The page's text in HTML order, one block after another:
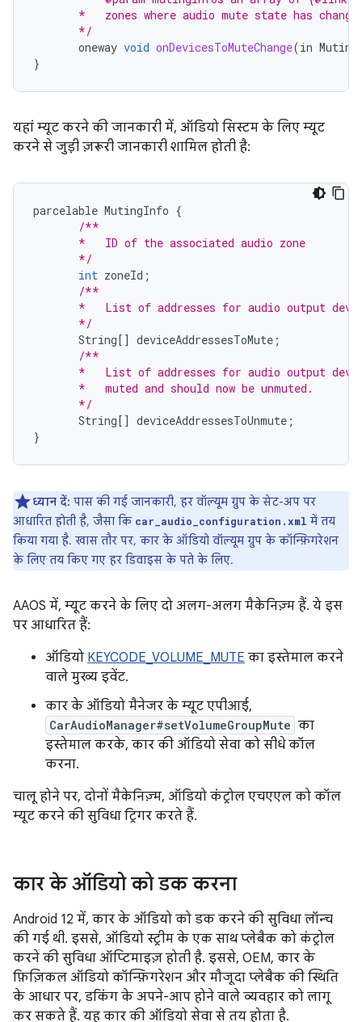
*   zones where audio mute state has
       */
oneway void onDevicesToMuteChange(in
}
यहां म्यूट करने की जानकारी में, ऑडियो सिस्टम के लिए म्यूट
करने से जुड़ी ज़रूरी जानकारी शामिल होती है:
parcelable MutingInfo {
/**
       *   ID of the associated audio zone
       */
int zoneId ;
/**
*   List of addresses for audio output
       */
String [] deviceAddressesToMute ;
/**
*   List of addresses for audio output
       *   muted and should now be unmuted.
       */
String [] deviceAddressesToUnmute ;
}
ध्यान दें: पास की गई जानकारी, हर वॉल्यूम ग्रुप के सेट-अप पर
आधारित होती है, जैसा कि car_audio_configuration.xml में तय
किया गया है. खास तौर पर, कार के ऑडियो वॉल्यूम ग्रुप के कॉन्फ़िगरेशन
के लिए तय किए गए हर डिवाइस के पते के लिए.
AAOS में, म्यूट करने के लिए दो अलग-अलग मैकेनिज़्म हैं. ये इस
पर आधारित हैं:
ऑडियो KEYCODE_VOLUME_MUTE का इस्तेमाल करने
वाले मुख्य इवेंट.
कार के ऑडियो मैनेजर के म्यूट एपीआई,
CarAudioManager#setVolumeGroupMute का
इस्तेमाल करके, कार की ऑडियो सेवा को सीधे कॉल
करना.
चालू होने पर, दोनों मैकेनिज़्म, ऑडियो कंट्रोल एचएएल को कॉल
म्यूट करने की सुविधा ट्रिगर करते हैं.
कार के ऑडियो को डक करना
Android 12 में, कार के ऑडियो को डक करने की सुविधा लॉन्च
की गई थी. इससे, ऑडियो स्ट्रीम के एक साथ प्लेबैक को कंट्रोल
करने की सुविधा ऑप्टिमाइज़ होती है. इससे, OEM, कार के
फ़िज़िकल ऑडियो कॉन्फ़िगरेशन और मौजूदा प्लेबैक की स्थिति
के आधार पर, डकिंग के अपने-आप होने वाले व्यवहार को लागू
कर सकते हैं. यह कार की ऑडियो सेवा से तय होता है.